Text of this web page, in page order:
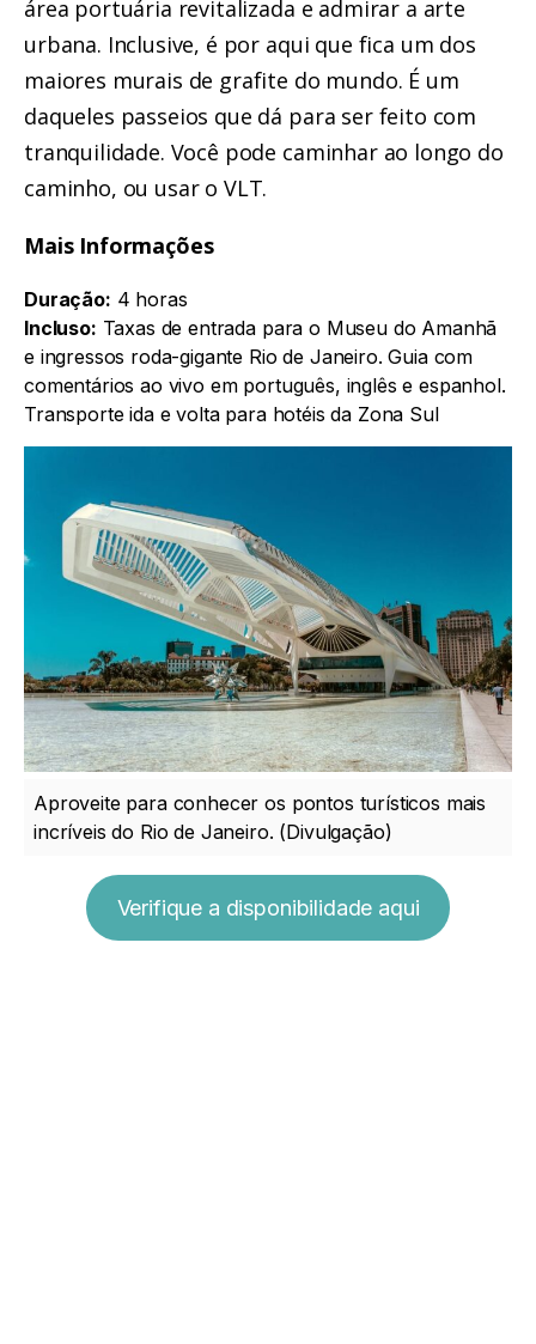
área portuária revitalizada e admirar a arte
urbana. Inclusive, é por aqui que fica um dos
maiores murais de grafite do mundo. É um
daqueles passeios que dá para ser feito com
tranquilidade. Você pode caminhar ao longo do
caminho, ou usar o VLT.
Mais Informações
Duração: 4 horas
Incluso: Taxas de entrada para o Museu do Amanhã
e ingressos roda-gigante Rio de Janeiro. Guia com
comentários ao vivo em português, inglês e espanhol.
Transporte ida e volta para hotéis da Zona Sul
Aproveite para conhecer os pontos turísticos mais
incríveis do Rio de Janeiro. (Divulgação)
Verifique a disponibilidade aqui